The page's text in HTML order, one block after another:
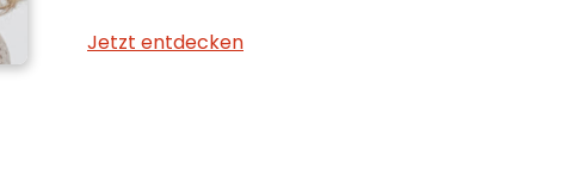
Jetzt entdecken